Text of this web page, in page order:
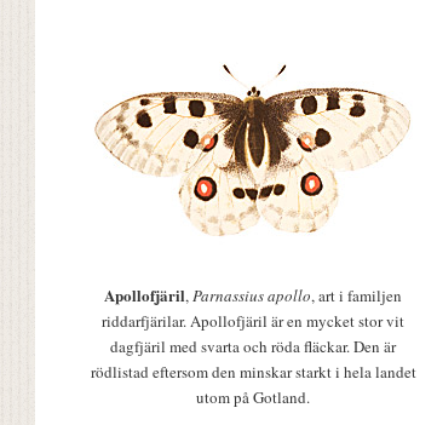
Apollofjäril,Parnassius apollo, art i familjen
riddarfjärilar. Apollofjäril är en mycket stor vit
dagfjäril med svarta och röda fläckar. Den är
rödlistad eftersom den minskar starkt i hela landet
utom på Gotland.